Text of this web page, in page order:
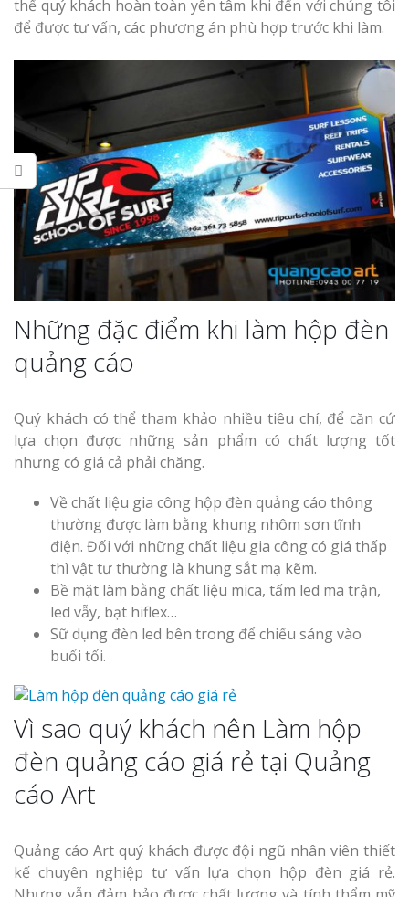
thế quý khách hoàn toàn yên tâm khi đến với chúng tôi
để được tư vấn, các phương án phù hợp trước khi làm.
Những đặc điểm khi làm hộp đèn
quảng cáo
Quý khách có thể tham khảo nhiều tiêu chí, để căn cứ
lựa chọn được những sản phẩm có chất lượng tốt
nhưng có giá cả phải chăng.
Về chất liệu gia công hộp đèn quảng cáo thông
thường được làm bằng khung nhôm sơn tĩnh
điện. Đối với những chất liệu gia công có giá thấp
thì vật tư thường là khung sắt mạ kẽm.
Bề mặt làm bằng chất liệu mica, tấm led ma trận,
led vẫy, bạt hiflex…
Sữ dụng đèn led bên trong để chiếu sáng vào
buổi tối.
Vì sao quý khách nên Làm hộp
đèn quảng cáo giá rẻ tại Quảng
cáo Art
Quảng cáo Art quý khách được đội ngũ nhân viên thiết
kế chuyên nghiệp tư vấn lựa chọn hộp đèn giá rẻ.
Làm bảng hiệu gỗ
homestay chất lượng
Làm biển
tóc Thuận An
Thi công
cáo Vinh
Làm biển
Nghệ An giá
Thi Công
Nghệ An Nâng Tầm
Hiệu
Làm Biển
Rẻ Tại Vinh Giải Pháp
Quả
Làm Hộp
Cáo Tại Vinh Giá Rẻ
Nghiệp
Làm Biển
Mica Tại Vinh Lấy